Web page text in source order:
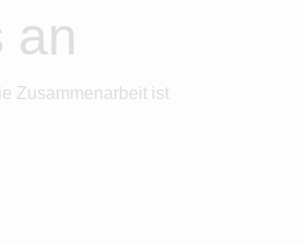
an
Zusammenarbeit ist